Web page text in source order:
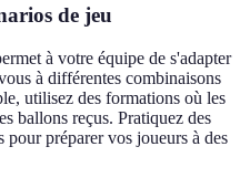
de jeu
à votre équipe de s'adapter
à différentes combinaisons
utilisez des formations où les
ballons reçus. Pratiquez des
pour préparer vos joueurs à des